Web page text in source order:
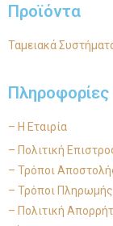
Προϊόντα
Ταμειακά
Πληροφορίες
– Η Εταιρία
– Πολιτική
– Τρόποι
– Τρόποι Πληρωμής
– Πολιτική